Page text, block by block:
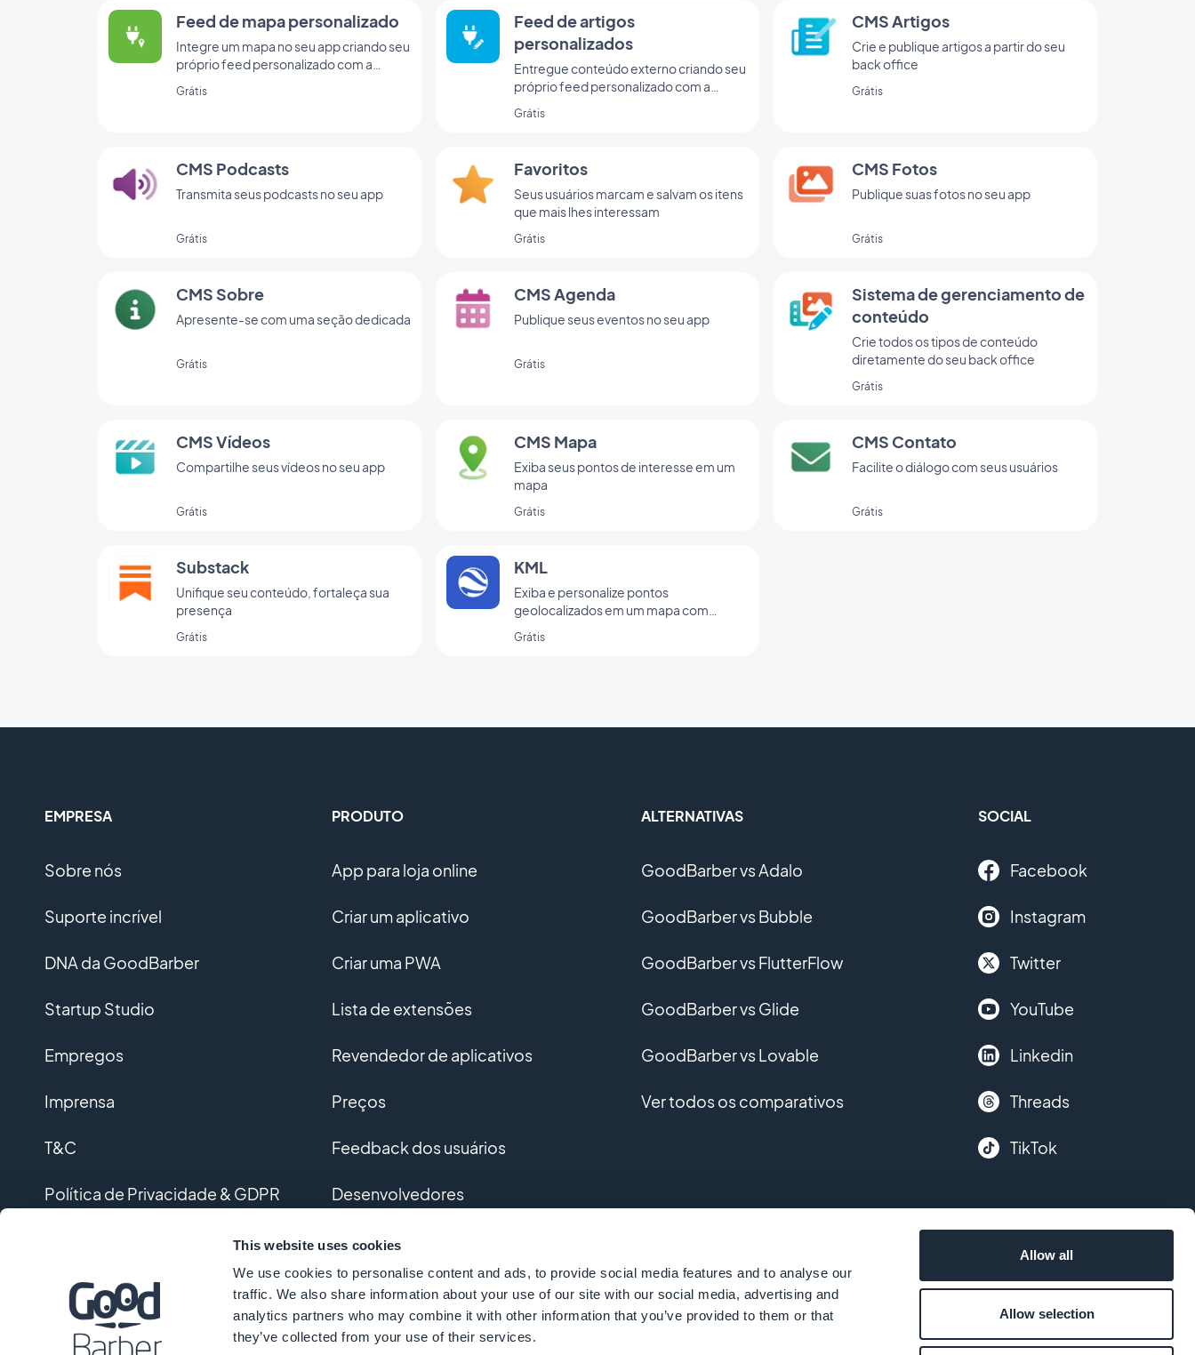
This website uses cookies
We use cookies to personalise content and ads, to provide social media features and to analyse our
traffic. We also share information about your use of our site with our social media, advertising and
analytics partners who may combine it with other information that you’ve provided to them or that
they’ve collected from your use of their services.
Allow all
Allow selection
Feed de mapa personalizado
Integre um mapa no seu app criando seu
próprio feed personalizado com a
GoodBarber.
Grátis
Feed de artigos
personalizados
Entregue conteúdo externo criando seu
próprio feed personalizado com a
GoodBarber
Grátis
CMS Artigos
Crie e publique artigos a partir do seu
back office
Grátis
CMS Podcasts
Transmita seus podcasts no seu app
Grátis
Favoritos
Seus usuários marcam e salvam os itens
que mais lhes interessam
Grátis
CMS Fotos
Publique suas fotos no seu app
Grátis
CMS Sobre
Apresente-se com uma seção dedicada
Grátis
CMS Agenda
Publique seus eventos no seu app
Grátis
Sistema de gerenciamento de
conteúdo
Crie todos os tipos de conteúdo
diretamente do seu back office
Grátis
CMS Vídeos
Compartilhe seus vídeos no seu app
Grátis
CMS Mapa
Exiba seus pontos de interesse em um
mapa
Grátis
CMS Contato
Facilite o diálogo com seus usuários
Grátis
Substack
Unifique seu conteúdo, fortaleça sua
presença
Grátis
KML
Exiba e personalize pontos
geolocalizados em um mapa com
Grátis
EMPRESA
Sobre nós
Suporte incrível
DNA da GoodBarber
Startup Studio
Empregos
Imprensa
T&C
Política de Privacidade & GDPR
PRODUTO
App para loja online
Criar um aplicativo
Criar uma PWA
Lista de extensões
Revendedor de aplicativos
Preços
Feedback dos usuários
Desenvolvedores
Desenvolvimento personalizado
Glossário
ALTERNATIVAS
GoodBarber vs Adalo
GoodBarber vs Bubble
GoodBarber vs FlutterFlow
GoodBarber vs Glide
GoodBarber vs Lovable
Ver todos os comparativos
SOCIAL
Facebook
Instagram
Twitter
YouTube
Linkedin
Threads
TikTok